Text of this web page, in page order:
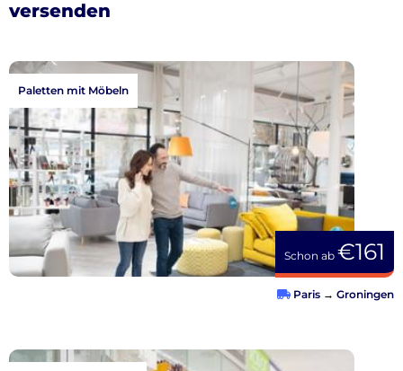
versenden
Schon ab €161
Paletten mit Möbeln
Paris → Groningen